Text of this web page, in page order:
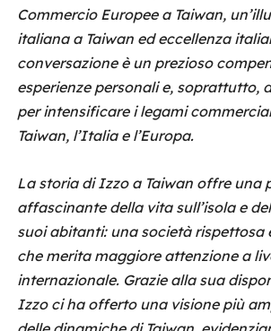
Commercio Europee a Taiwan,
italiana a Taiwan ed eccellenza
conversazione è un prezioso
esperienze personali e, soprattutto,
per intensificare i legami
Taiwan, l’Italia e l’Europa.
La storia di Izzo a Taiwan offre una
affascinante della vita sull’isola e
suoi abitanti: una società rispettosa
che merita maggiore attenzione a
internazionale. Grazie alla sua
Izzo ci ha offerto una visione più